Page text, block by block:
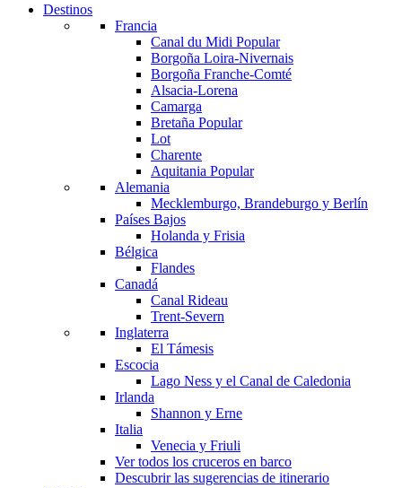
Destinos
Francia
Canal du Midi Popular
Borgoña Loira-Nivernais
Borgoña Franche-Comté
Alsacia-Lorena
Camarga
Bretaña Popular
Lot
Charente
Aquitania Popular
Alemania
Mecklemburgo, Brandeburgo y Berlín
Países Bajos
Holanda y Frisia
Bélgica
Flandes
Canadá
Canal Rideau
Trent-Severn
Inglaterra
El Támesis
Escocia
Lago Ness y el Canal de Caledonia
Irlanda
Shannon y Erne
Italia
Venecia y Friuli
Ver todos los cruceros en barco
Descubrir las sugerencias de itinerario